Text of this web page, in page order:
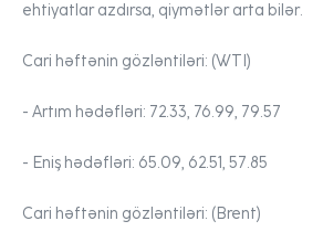
ehtiyatlar azdırsa, qiymətlər arta bilər.
Cari həftənin gözləntiləri: (WTI)
- Artım hədəfləri: 72.33, 76.99, 79.57
- Eniş hədəfləri: 65.09, 62.51, 57.85
Cari həftənin gözləntiləri: (Brent)